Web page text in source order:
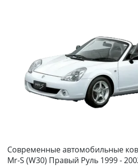
Современные автомобильные
Mr-S (W30) Правый Руль 1999 -